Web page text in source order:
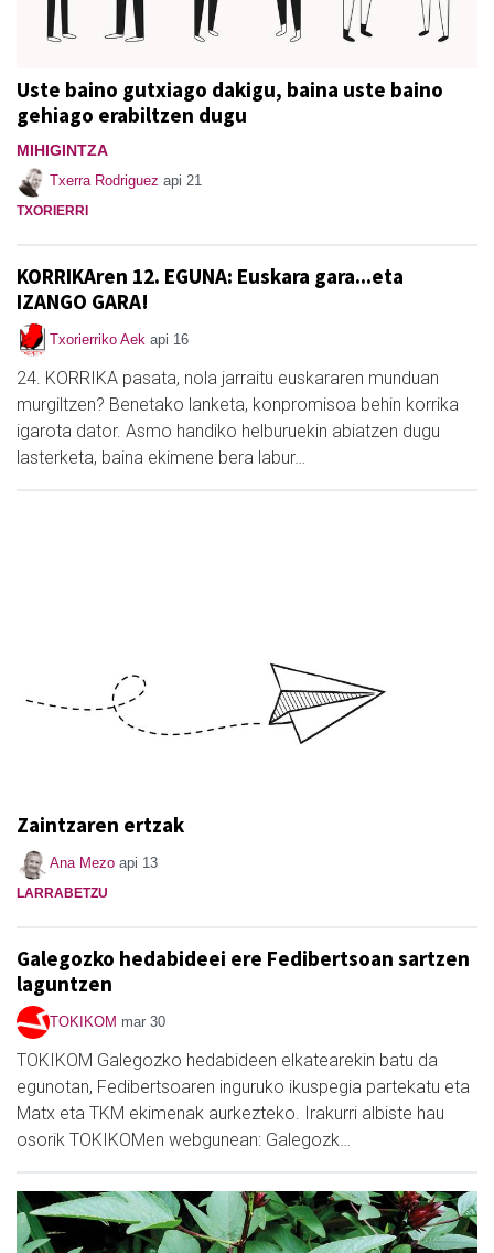
Uste baino gutxiago dakigu, baina uste baino
gehiago erabiltzen dugu
MIHIGINTZA
Txerra Rodriguez api 21
TXORIERRI
KORRIKAren 12. EGUNA: Euskara gara...eta
IZANGO GARA!
Txorierriko Aek api 16
24. KORRIKA pasata, nola jarraitu euskararen munduan
murgiltzen? Benetako lanketa, konpromisoa behin korrika
igarota dator. Asmo handiko helburuekin abiatzen dugu
lasterketa, baina ekimene bera labur…
Zaintzaren ertzak
Ana Mezo api 13
LARRABETZU
Galegozko hedabideei ere Fedibertsoan sartzen
laguntzen
TOKIKOM mar 30
TOKIKOM Galegozko hedabideen elkatearekin batu da
egunotan, Fedibertsoaren inguruko ikuspegia partekatu eta
Matx eta TKM ekimenak aurkezteko. Irakurri albiste hau
osorik TOKIKOMen webgunean: Galegozk…